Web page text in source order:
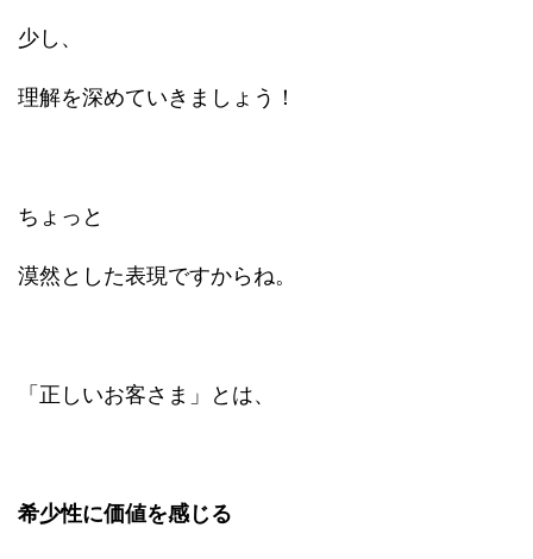
少し、
理解を深めていきましょう！
ちょっと
漠然とした表現ですからね。
「正しいお客さま」とは、
希少性に価値を感じる